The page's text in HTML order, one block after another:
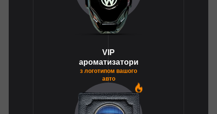
VIP
ароматизатори
з логотипом вашого
авто